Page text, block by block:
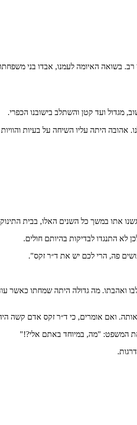
בשואה האיומה לעמנו, אבדו בני משפחתו
מגדול ועד קטן והשתלב בישובנו הכפרי.
אהובה היתה עליו השיחה על בעיות
אתו במשך כל השנים האלו, בבית
לא התנגדו לבדיקות בהיותם חולים.
פה, הרי לכם יש את ד״ר זקס".
ואהבתו. מה גדולה היתה שמחתו כאשר
ואם אומרים, כי ד״ר זקס אדם קשה
את המשפט: "מה, במיוחד באתם אלי?!"